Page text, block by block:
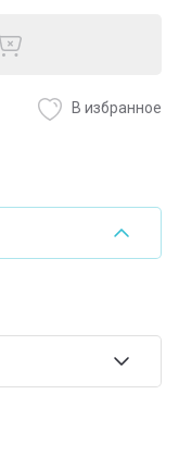
В избранное